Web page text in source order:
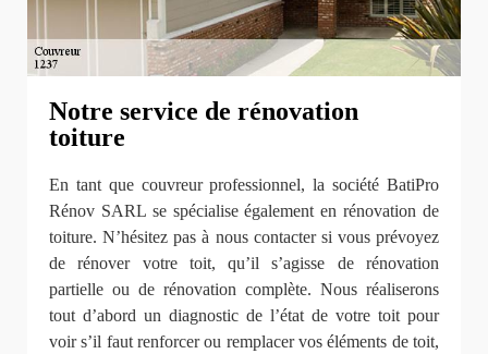
Notre service de rénovation
toiture
En tant que couvreur professionnel, la société BatiPro
Rénov SARL se spécialise également en rénovation de
toiture. N’hésitez pas à nous contacter si vous prévoyez
de rénover votre toit, qu’il s’agisse de rénovation
partielle ou de rénovation complète. Nous réaliserons
tout d’abord un diagnostic de l’état de votre toit pour
voir s’il faut renforcer ou remplacer vos éléments de toit,